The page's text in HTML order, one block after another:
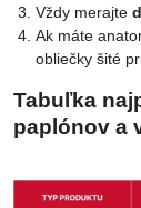
Vždy merajte
Ak máte
obliečky šité
Tabuľka
paplónov a